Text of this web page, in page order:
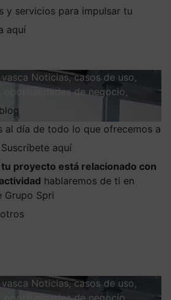
y servicios para impulsar tu
aquí
Noticias, casos de uso,
oportunidades de negocio,
al día de todo lo que ofrecemos a
Suscríbete aquí
tu proyecto está relacionado con
hablaremos de ti en
Grupo Spri
Noticias, casos de uso,
oportunidades de negocio,